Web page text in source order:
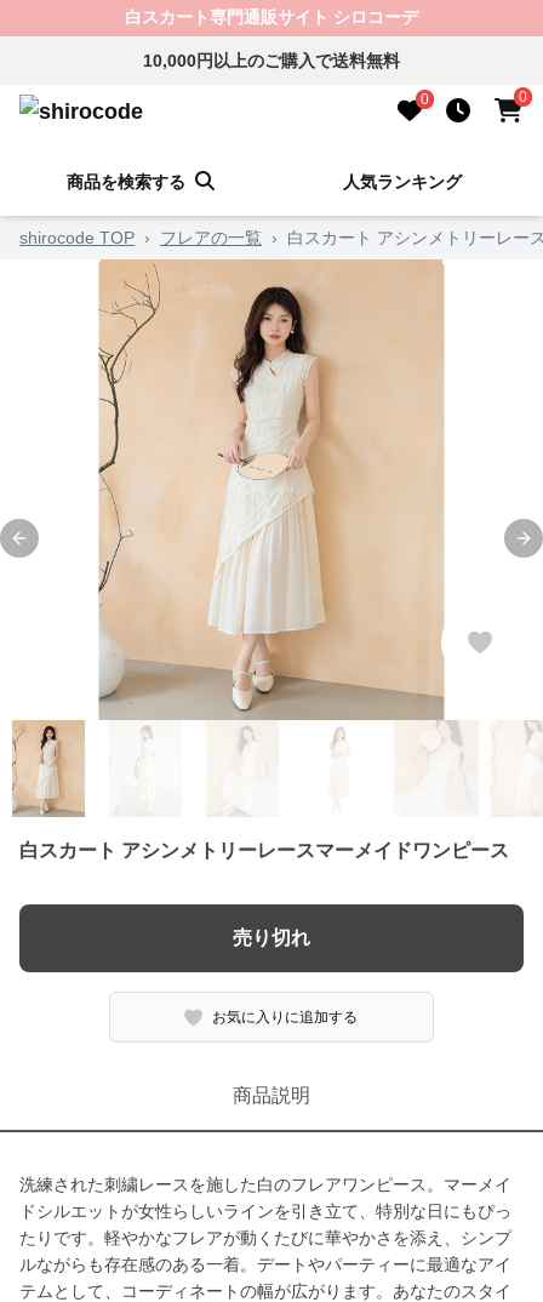
白スカート専門通販サイト シロコーデ
10,000円以上のご購入で送料無料
0 0
商品を検索する 人気ランキング
shirocode TOP › フレアの一覧 › 白スカート アシンメトリーレー
Previous slide
白スカート アシンメトリーレースマーメイドワンピース
売り切れ
お気に入りに追加する
商品説明
洗練された刺繍レースを施した白のフレアワンピース。マーメイ
ドシルエットが女性らしいラインを引き立て、特別な日にもぴっ
たりです。軽やかなフレアが動くたびに華やかさを添え、シンプ
ルながらも存在感のある一着。デートやパーティーに最適なアイ
テムとして、コーディネートの幅が広がります。あなたのスタイ